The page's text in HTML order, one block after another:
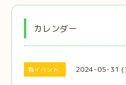
カレンダー
猫イベント 2024-05-31